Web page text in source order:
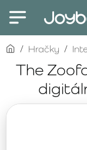
The
homeHračky